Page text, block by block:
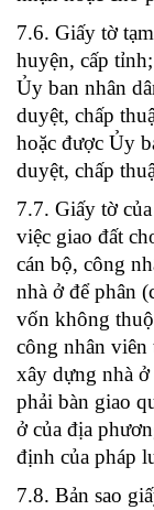
7.6. Giấy tờ
huyện, cấp
Ủy ban nhân
duyệt, chấp
hoặc được Ủy
duyệt, chấp
7.7. Giấy tờ
việc giao đất
cán bộ, công
nhà ở để phân
vốn không
công nhân
xây dựng nhà
phải bàn giao
ở của địa
định của pháp
7.8. Bản sao